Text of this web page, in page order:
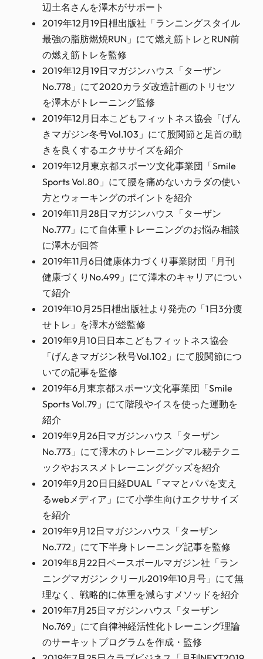
辺土名さんを澤木がサポート
2019年12月19日枻出版社「ランニングスタイル
最強の脂肪燃焼RUN」にて燃え筋トレとRUN前
の燃え筋トレを監修
2019年12月19日マガジンハウス「ターザン
No.778」にて2020カラダ改造計画のトリセツ
を澤木がトレーニング監修
2019年12月日本こどもフィットネス協会「げん
きマガジン冬号Vol.103」にて股関節と足首の動
きを良くするエクササイズを紹介
2019年12月東京都スポーツ文化事業団「Smile
Sports Vol.80」にて腰を痛めないカラダの使い
方とウォーキングのポイントを紹介
2019年11月28日マガジンハウス「ターザン
No.777」にて自体重トレーニングのお悩み相談
に澤木が回答
2019年11月6日健康体力づくり事業財団「月刊
健康づくりNo.499」にて澤木のキャリアについ
て紹介
2019年10月25日枻出版社より発売の「1日3分痩
せトレ」を澤木が総監修
2019年9月10日日本こどもフィットネス協会
「げんきマガジン秋号Vol.102」にて股関節につ
いての記事を監修
2019年6月東京都スポーツ文化事業団「Smile
Sports Vol.79」にて階段やイスを使った運動を
紹介
2019年9月26日マガジンハウス「ターザン
No.773」にて澤木のトレーニングマル秘テクニ
ックやおススメトレーニンググッズを紹介
2019年9月20日日経DUAL「ママとパパを支え
るwebメディア」にて小学生向けエクササイズ
を紹介
2019年9月12日マガジンハウス「ターザン
No.772」にて下半身トレーニング記事を監修
2019年8月22日ベースボールマガジン社「ラン
ニングマガジン クリール2019年10月号」にて無
理なく、戦略的に体重を減らすメソッドを紹介
2019年7月25日マガジンハウス「ターザン
No.769」にて自律神経活性化トレーニング理論
のサーキットプログラムを作成・監修